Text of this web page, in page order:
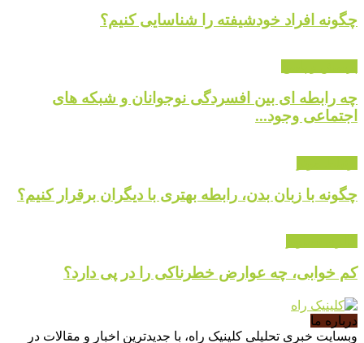
چگونه افراد خودشیفته را شناسایی کنیم؟
چه رابطه ای بین افسردگی نوجوانان و شبکه های
اجتماعی وجود...
چگونه با زبان بدن، رابطه بهتری با دیگران برقرار کنیم؟
کم خوابی، چه عوارض خطرناکی را در پی دارد؟
درباره ما
وبسایت خبری تحلیلی کلینیک راه، با جدیدترین اخبار و مقالات در